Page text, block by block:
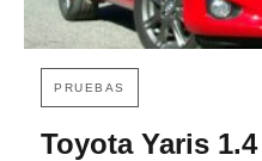
PRUEBAS
Toyota Yaris